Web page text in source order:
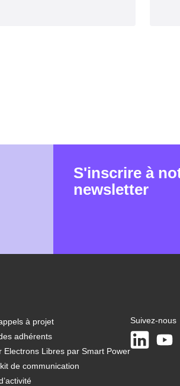
S'inscrire à
newsletter
à projet
adhérents
Electrons Libres par Smart Power
de communication
Suivez-nous
LinkedIn